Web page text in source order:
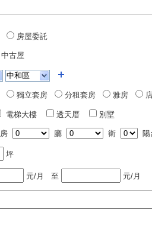
房屋委託
中古屋
獨立套房 分租套房 雅房
電梯大樓 透天厝 別墅
房 廳 衛 陽
坪
元/月 至 元/月